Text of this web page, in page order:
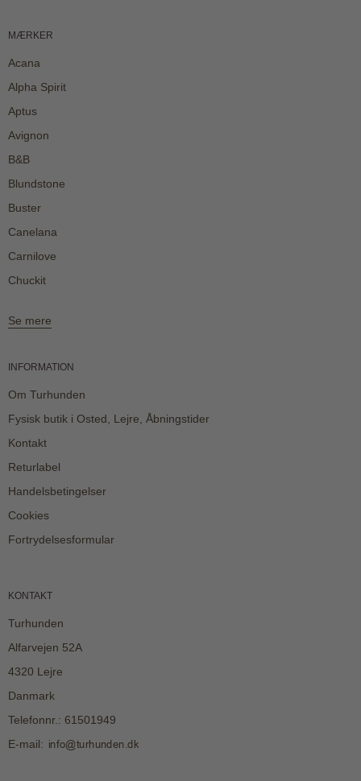
MÆRKER
Acana
Alpha Spirit
Aptus
Avignon
B&B
Blundstone
Buster
Canelana
Carnilove
Chuckit
Se mere
INFORMATION
Om Turhunden
Fysisk butik i Osted, Lejre, Åbningstider
Kontakt
Returlabel
Handelsbetingelser
Cookies
Fortrydelsesformular
KONTAKT
Turhunden
Alfarvejen 52A
4320 Lejre
Danmark
Telefonnr. : 61501949
E-mail: